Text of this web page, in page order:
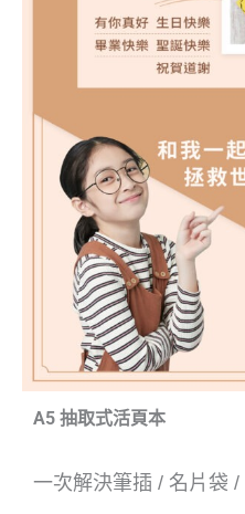
A5 抽取式活頁本
一次解決筆插 / 名片袋 /